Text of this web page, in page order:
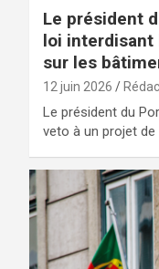
Le président
loi interdisant
sur les
12 juin 2026
Le président du
veto à un projet de